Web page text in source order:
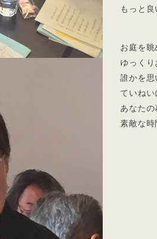
もっと
お庭を眺
ゆっくり
誰かを思
ていねい
あなたの
素敵な時